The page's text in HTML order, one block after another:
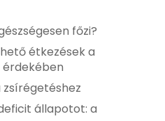
főzi?
étkezések a
zsírégetéshez
állapotot: a